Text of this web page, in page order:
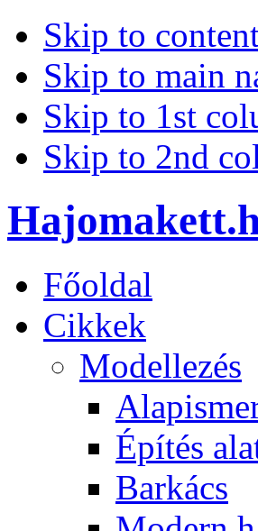
Skip to
Skip to main
Skip to 1st
Skip to 2nd
Főoldal
Cikkek
Modellezés
Építés
Barkács